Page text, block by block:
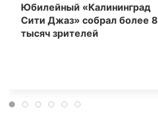
Юбилейный «Калининград
Сити Джаз» собрал более 8
тысяч зрителей